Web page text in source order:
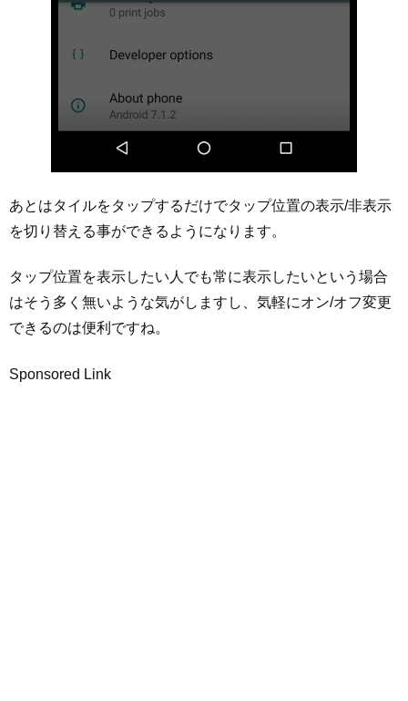
あとはタイルをタップするだけでタップ位置の表示/非表示
を切り替える事ができるようになります。
タップ位置を表示したい人でも常に表示したいという場合
はそう多く無いような気がしますし、気軽にオン/オフ変更
できるのは便利ですね。
Sponsored Link